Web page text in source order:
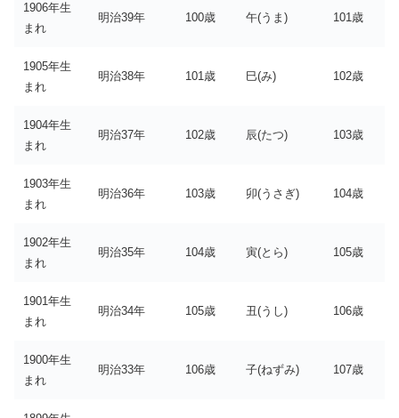
1906年生
まれ
明治39年 100歳 午(うま) 101歳
1905年生
まれ
明治38年 101歳 巳(み) 102歳
1904年生
まれ
明治37年 102歳 辰(たつ) 103歳
1903年生
まれ
明治36年 103歳 卯(うさぎ) 104歳
1902年生
まれ
明治35年 104歳 寅(とら) 105歳
1901年生
まれ
明治34年 105歳 丑(うし) 106歳
1900年生
まれ
明治33年 106歳 子(ねずみ) 107歳